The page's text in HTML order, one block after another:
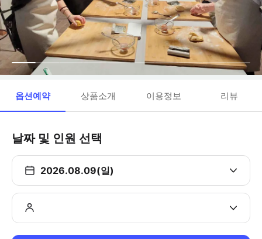
옵션예약 상품소개 이용정보 리뷰
날짜 및 인원 선택
2026.08.09(일)